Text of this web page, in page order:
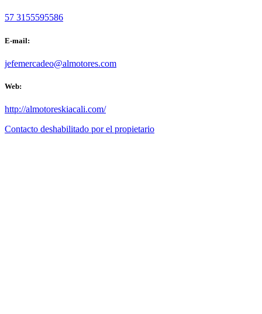
57 3155595586
E-mail:
jefemercadeo@almotores.com
Web:
http://almotoreskiacali.com/
Contacto deshabilitado por el propietario